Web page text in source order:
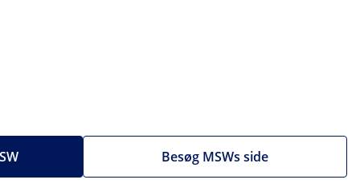
Besøg MSWs side